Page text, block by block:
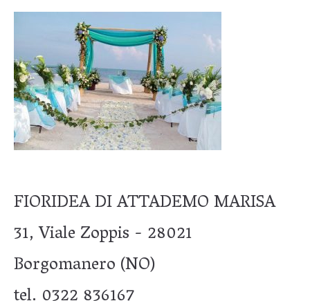
FIORIDEA DI ATTADEMO MARISA
31, Viale Zoppis - 28021
Borgomanero (NO)